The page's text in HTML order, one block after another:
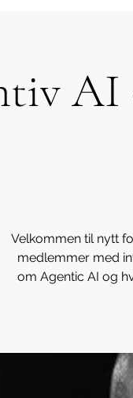
AI
Velkommen til nytt
medlemmer med
om Agentic AI og